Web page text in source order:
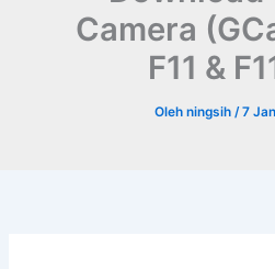
Camera
F11 &
Oleh ningsih /7